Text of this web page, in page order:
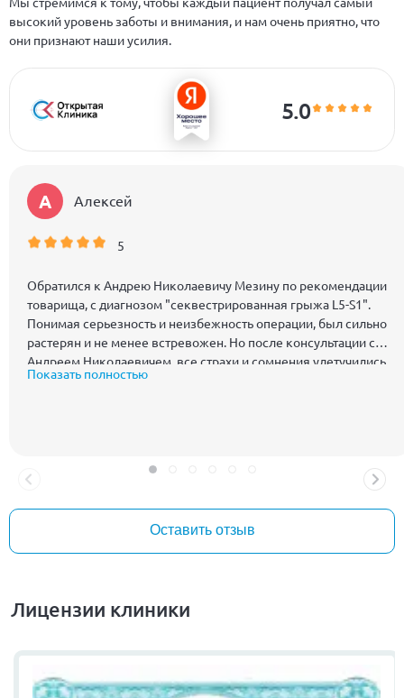
высокий уровень заботы и внимания, и нам очень приятно, что
они признают наши усилия.
5.0
А Алексей
5
Обратился к Андрею Николаевичу Мезину по рекомендации
товарища, с диагнозом "секвестрированная грыжа L5-S1".
Понимая серьезность и неизбежность операции, был сильно
растерян и не менее встревожен. Но после консультации с
Андреем Николаевичем, все страхи и сомнения улетучились
разом, и было принято решение оперироваться именно у
связи и отвечает на все вопросы, касаемо реабилитации и
рекомендаций на этот период. С благодарностью Третьяков
Алексей. Понравилось Легкость в общении. Вовлеченность в
проблему. Внушительный опыт врача.
Показать полностью
Оставить отзыв
Лицензии клиники